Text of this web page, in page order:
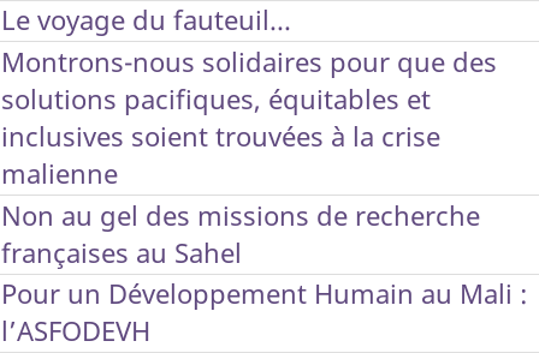
Le voyage du fauteuil...
Montrons-nous solidaires pour que des
solutions pacifiques, équitables et
inclusives soient trouvées à la crise
malienne
Non au gel des missions de recherche
françaises au Sahel
Pour un Développement Humain au Mali :
l’ASFODEVH